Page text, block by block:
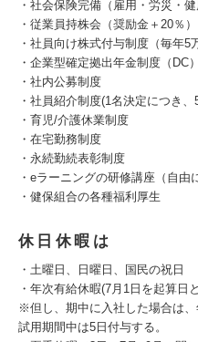
・社会保険完備（雇用・労災・健
・従業員持株会（奨励金＋20％）
・社員向け株式付与制度（毎年5
・企業型確定拠出年金制度（DC）
・社内公募制度
・社員紹介制度(1名決定につき
・育児/介護休業制度
・在宅勤務制度
・永続勤続表彰制度
・eラーニングの研修講座（自由
・健保組合の各種福利厚生
休日休暇は
・土曜日、日曜日、国民の祝日
・年次有給休暇(7月1日を起算日
※但し、期中に入社した場合は、
試用期間中は5日付与する。